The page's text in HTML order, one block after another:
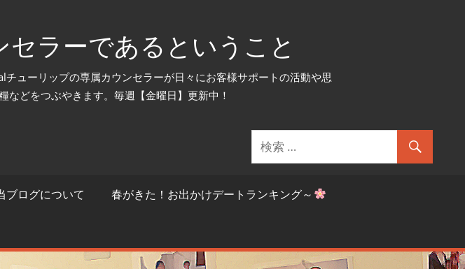
セラーであるということ
チューリップの専属カウンセラーが日々にお客様サポートの活動や思
などをつぶやきます。毎週【金曜日】更新中！
ブログについて 春がきた！お出かけデートランキング～